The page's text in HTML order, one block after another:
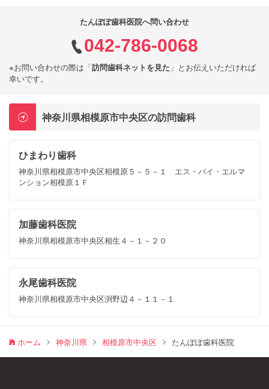
たんぽぽ歯科医院へ問い合わせ
042-786-0068
※お問い合わせの際は「訪問歯科ネットを見た 」とお伝えいただければ
幸いです。
神奈川県相模原市中央区の訪問歯科
ひまわり歯科
神奈川県相模原市中央区相模原５－５－１ エス・バイ・エルマ
ンション相模原１Ｆ
加藤歯科医院
神奈川県相模原市中央区相生４－１－２０
永尾歯科医院
神奈川県相模原市中央区渕野辺４－１１－１
ホーム 神奈川県 相模原市中央区 たんぽぽ歯科医院